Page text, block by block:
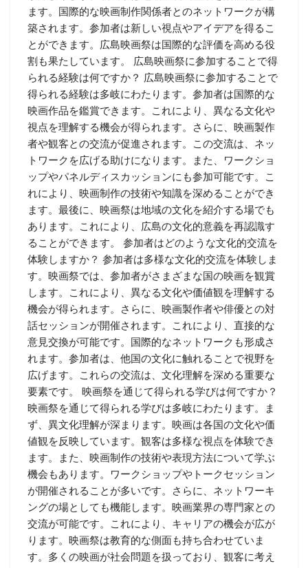
ます。国際的な映画制作関係者とのネットワークが構
築されます。参加者は新しい視点やアイデアを得るこ
とができます。広島映画祭は国際的な評価を高める役
割も果たしています。 広島映画祭に参加することで得
られる経験は何ですか？ 広島映画祭に参加することで
得られる経験は多岐にわたります。参加者は国際的な
映画作品を鑑賞できます。これにより、異なる文化や
視点を理解する機会が得られます。さらに、映画製作
者や観客との交流が促進されます。この交流は、ネッ
トワークを広げる助けになります。また、ワークショ
ップやパネルディスカッションにも参加可能です。こ
れにより、映画制作の技術や知識を深めることができ
ます。最後に、映画祭は地域の文化を紹介する場でも
あります。これにより、広島の文化的意義を再認識す
ることができます。 参加者はどのような文化的交流を
体験しますか？ 参加者は多様な文化的交流を体験しま
す。映画祭では、参加者がさまざまな国の映画を観賞
します。これにより、異なる文化や価値観を理解する
機会が得られます。さらに、映画製作者や俳優との対
話セッションが開催されます。これにより、直接的な
意見交換が可能です。国際的なネットワークも形成さ
れます。参加者は、他国の文化に触れることで視野を
広げます。これらの交流は、文化理解を深める重要な
要素です。 映画祭を通じて得られる学びは何ですか？
映画祭を通じて得られる学びは多岐にわたります。ま
ず、異文化理解が深まります。映画は各国の文化や価
値観を反映しています。観客は多様な視点を体験でき
ます。また、映画制作の技術や表現方法について学ぶ
機会もあります。ワークショップやトークセッション
が開催されることが多いです。さらに、ネットワーキ
ングの場としても機能します。映画業界の専門家との
交流が可能です。これにより、キャリアの機会が広が
ります。映画祭は教育的な側面も持ち合わせていま
す。多くの映画が社会問題を扱っており、観客に考え